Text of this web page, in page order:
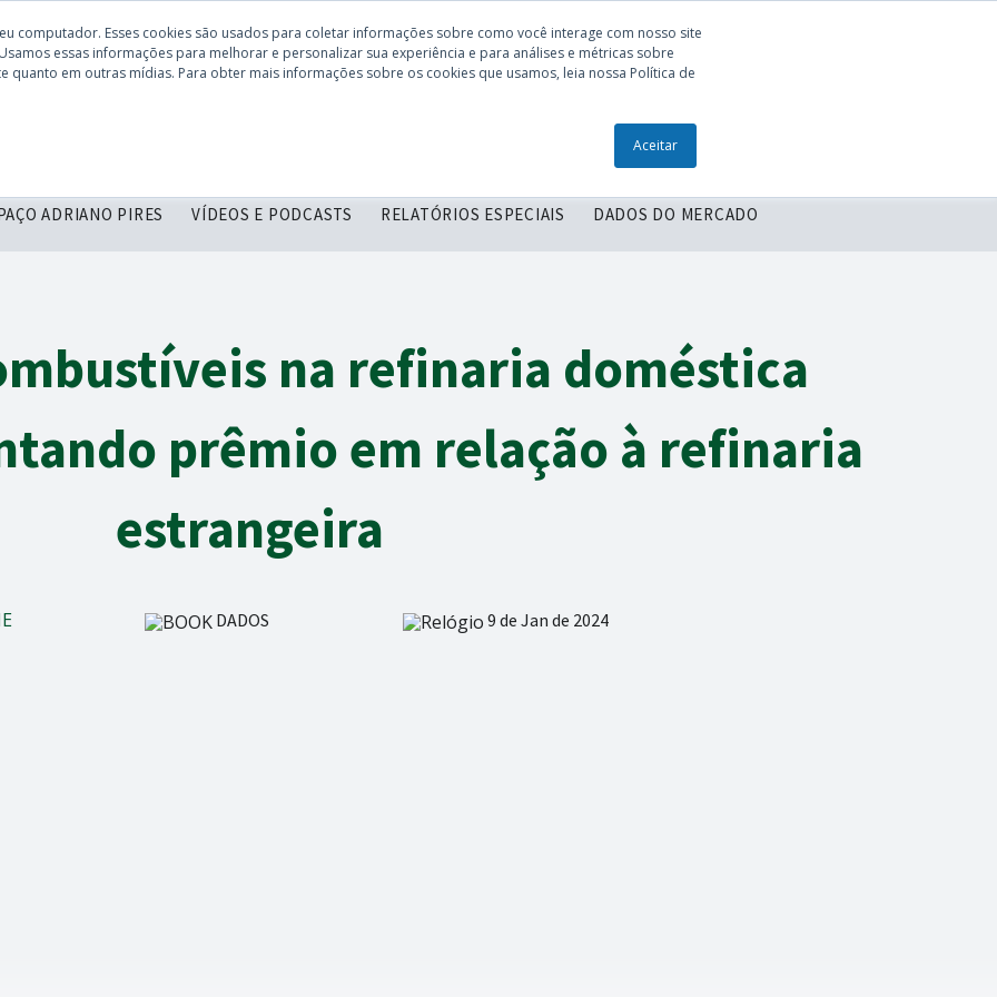
computador. Esses cookies são usados para coletar informações sobre como você interage com nosso site
essas informações para melhorar e personalizar sua experiência e para análises e métricas sobre
quanto em outras mídias. Para obter mais informações sobre os cookies que usamos, leia nossa Política de
Aceitar
ADRIANO PIRES VÍDEOS E PODCASTS RELATÓRIOS ESPECIAIS DADOS DO MERCADO
na refinaria doméstica
prêmio em relação à refinaria
estrangeira
DADOS 9 de Jan de 2024